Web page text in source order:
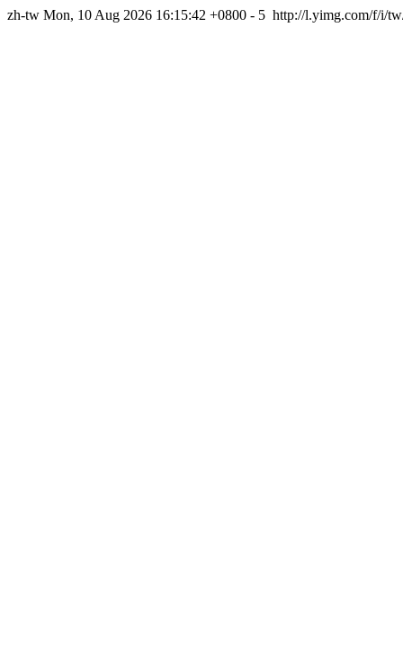
zh-tw Mon, 10 Aug 2026 16:15:42 +0800 - 5 http://l.yimg.com/f/i/